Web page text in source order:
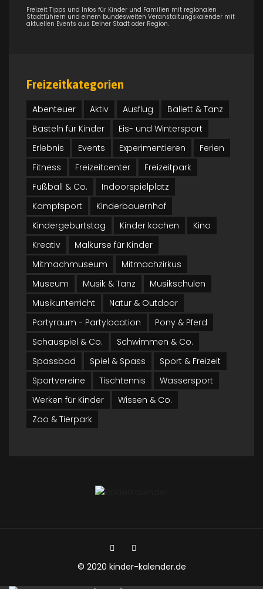
Freizeit Tipps und Infos für Kinder und Familien mit regionalen
Stadtführern und einem bundesweiten Veranstaltungskalender mit
aktuellen Events aus Deiner Stadt oder Region.
Freizeitkategorien
Abenteuer Aktiv Ausflug
Ballett & Tanz
Basteln für Kinder
Eis- und Wintersport
Erlebnis
Events Experimentieren
Ferien
Fitness
Freizeitcenter
Freizeitpark
Fußball & Co.
Indoorspielplatz
Kampfsport
Kinderbauernhof
Kindergeburtstag
Kinder kochen
Kino
Kreativ
Malkurse für Kinder
Mitmachmuseum
Mitmachzirkus
Museum
Musik & Tanz
Musikschulen
Musikunterricht
Natur & Outdoor
Partyraum - Partylocation
Pony & Pferd
Schauspiel & Co.
Schwimmen & Co.
Spassbad
Spiel & Spass
Sport & Freizeit
Sportvereine
Tischtennis
Wassersport
Werken für Kinder
Wissen & Co.
Zoo & Tierpark
© 2020 kinder-kalender.de